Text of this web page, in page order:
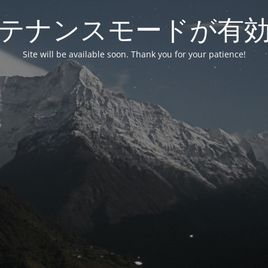
ナンスモードが有
Site will be available soon. Thank you for your patience!